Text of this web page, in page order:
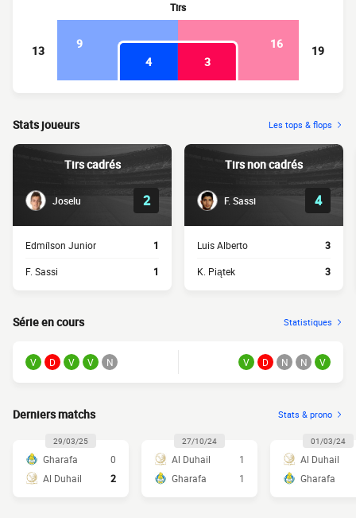
Tirs
13 9
16
4
3
19
Stats joueurs Les tops & flops
Tirs cadrés
Joselu 2
Edmílson Junior 1
F. Sassi 1
Tirs non cadrés
F. Sassi 4
Luis Alberto 3
K. Piątek 3
Série en cours Statistiques
V D V V N V D N N V
Derniers matchs Stats & prono
29/03/25
Gharafa
0
Al Duhail
2
27/10/24
Al Duhail
1
Gharafa
1
01/03/24
Al Duhail
Gharafa